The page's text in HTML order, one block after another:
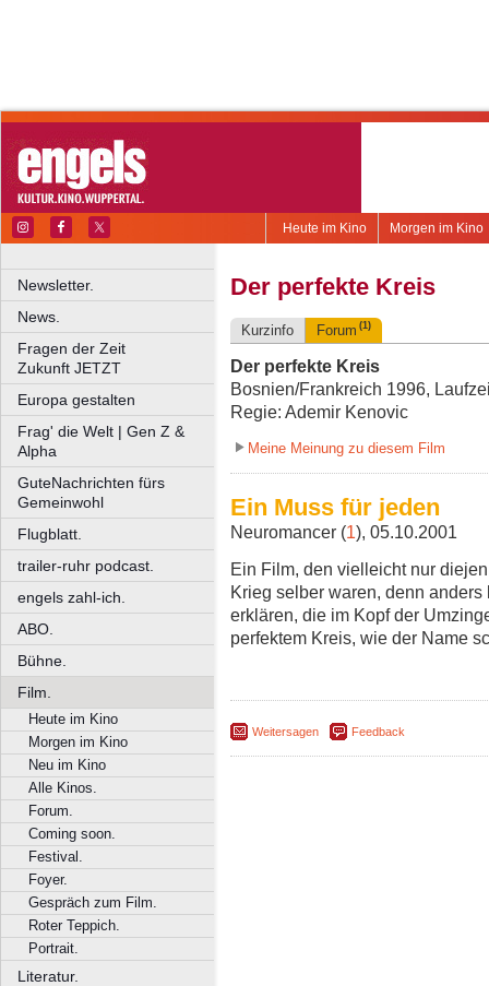
Morgen im Kino
Heute im Kino
Newsletter.
News.
Fragen der Zeit
Zukunft JETZT
Europa gestalten
Frag' die Welt | Gen Z &
Alpha
GuteNachrichten fürs
Gemeinwohl
Flugblatt.
trailer-ruhr podcast.
engels zahl-ich.
ABO.
Bühne.
Film.
Heute im Kino
Morgen im Kino
Neu im Kino
Alle Kinos.
Forum.
Coming soon.
Festival.
Foyer.
Gespräch zum Film.
Roter Teppich.
Portrait.
Literatur.
Der perfekte Kreis
Kurzinfo Forum (1)
Der perfekte Kreis
Bosnien/Frankreich 1996,
Regie: Ademir Kenovic
Meine Meinung zu diesem Film
Ein Muss für jeden
Neuromancer (1), 05.10.2001
Ein Film, den vielleicht nur
Krieg selber waren, denn
erklären, die im Kopf der
perfektem Kreis, wie der Name
Weitersagen Feedback